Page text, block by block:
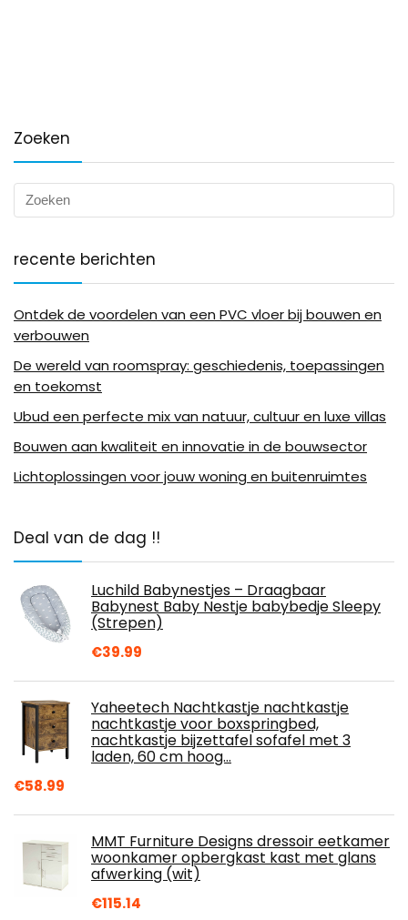
Zoeken
recente berichten
Ontdek de voordelen van een PVC vloer bij bouwen en
verbouwen
De wereld van roomspray: geschiedenis, toepassingen
en toekomst
Ubud een perfecte mix van natuur, cultuur en luxe villas
Bouwen aan kwaliteit en innovatie in de bouwsector
Lichtoplossingen voor jouw woning en buitenruimtes
Deal van de dag !!
Luchild Babynestjes – Draagbaar
Babynest Baby Nestje babybedje Sleepy
(Strepen)
€39.99
Yaheetech Nachtkastje nachtkastje
nachtkastje voor boxspringbed,
nachtkastje bijzettafel sofafel met 3
laden, 60 cm hoog…
€58.99
MMT Furniture Designs dressoir eetkamer
woonkamer opbergkast kast met glans
afwerking (wit)
€115.14